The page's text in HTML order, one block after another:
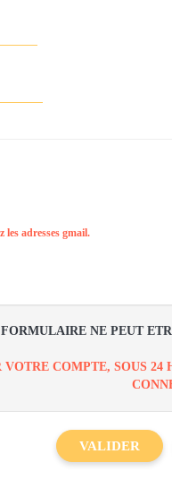
les adresses gmail.
NE PEUT
COMPTE, SOUS 24